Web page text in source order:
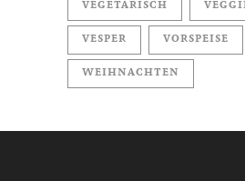
VEGETARISCH
VESPER VORSPEISE
WEIHNACHTEN